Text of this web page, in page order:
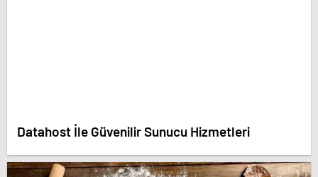
Datahost İle Güvenilir Sunucu Hizmetleri